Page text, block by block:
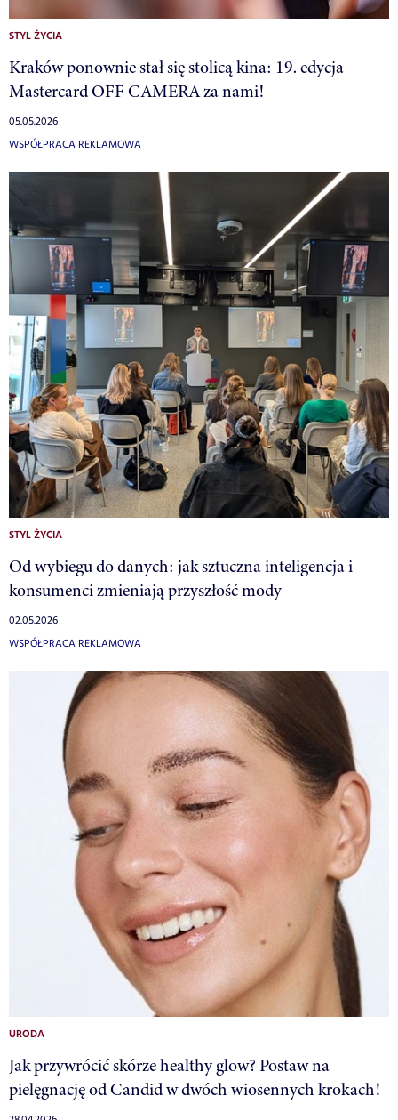
STYL ŻYCIA
Kraków ponownie stał się stolicą kina: 19. edycja
Mastercard OFF CAMERA za nami!
05.05.2026
WSPÓŁPRACA REKLAMOWA
STYL ŻYCIA
Od wybiegu do danych: jak sztuczna inteligencja i
konsumenci zmieniają przyszłość mody
02.05.2026
WSPÓŁPRACA REKLAMOWA
URODA
Jak przywrócić skórze healthy glow? Postaw na
pielęgnację od Candid w dwóch wiosennych krokach!